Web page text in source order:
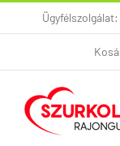
Kihagyás